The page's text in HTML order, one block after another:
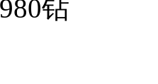
钻